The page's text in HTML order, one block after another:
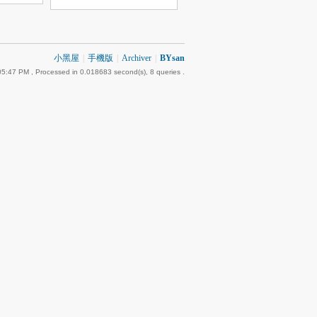
小黑屋 手機版 Archiver BYsan
PM , Processed in 0.018683 second(s), 8 queries .